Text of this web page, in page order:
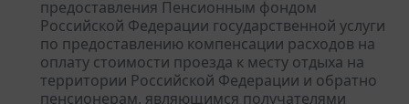
предоставления Пенсионным фондом
Российской Федерации государственной услуги
по предоставлению компенсации расходов на
оплату стоимости проезда к месту отдыха на
территории Российской Федерации и обратно
пенсионерам, являющимся получателями